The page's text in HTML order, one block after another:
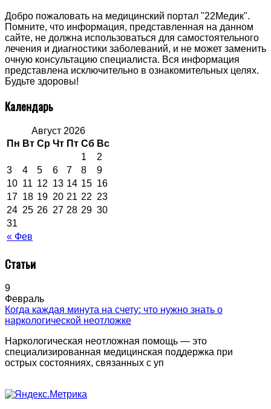
Добро пожаловать на медицинский портал "22Медик".
Помните, что информация, представленная на данном
сайте, не должна использоваться для самостоятельного
лечения и диагностики заболеваний, и не может заменить
очную консультацию специалиста. Вся информация
представлена исключительно в ознакомительных целях.
Будьте здоровы!
Календарь
Август 2026
Пн Вт Ср Чт Пт Сб Вс
« Фев
1
2
3
4 5 6 7 8
9
10 11 12 13 14 15 16
17 18 19 20 21 22 23
24 25 26 27 28 29 30
31
Статьи
9
Февраль
Когда каждая минута на счету: что нужно знать о
наркологической неотложке
Наркологическая неотложная помощь — это
специализированная медицинская поддержка при
острых состояниях, связанных с уп